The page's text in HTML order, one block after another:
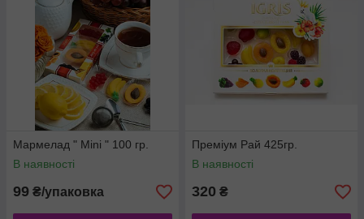
Мармелад " Mini " 100 гр.
В наявності
99 ₴/упаковка
Преміум Рай 425гр.
В наявності
320 ₴